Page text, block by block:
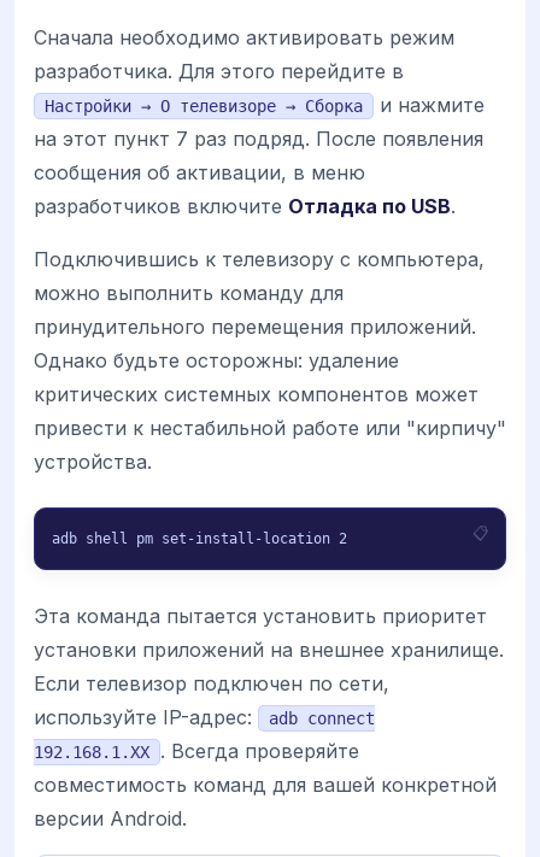
Сначала необходимо активировать режим
разработчика. Для этого перейдите в
Настройки → О телевизоре → Сборка
и нажмите
на этот пункт 7 раз подряд. После появления
сообщения об активации, в меню
разработчиков включите Отладка по USB.
Подключившись к телевизору с компьютера,
можно выполнить команду для
принудительного перемещения приложений.
Однако будьте осторожны: удаление
критических системных компонентов может
привести к нестабильной работе или "кирпичу"
устройства.
adb shell pm set-install-location 2
Эта команда пытается установить приоритет
установки приложений на внешнее хранилище.
Если телевизор подключен по сети,
используйте IP-адрес:
adb connect
192.168.1.XX
. Всегда проверяйте
совместимость команд для вашей конкретной
версии Android.